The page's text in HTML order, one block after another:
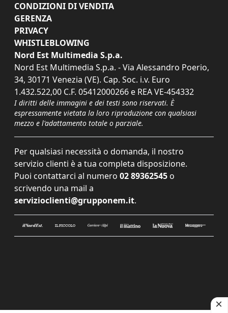
CONDIZIONI DI VENDITA
GERENZA
PRIVACY
WHISTLEBLOWING
Nord Est Multimedia S.p.a.
Nord Est Multimedia S.p.a. - Via Alessandro Poerio,
34, 30171 Venezia (VE). Cap. Soc. i.v. Euro
1.432.522,00 C.F. 05412000266 e REA VE-454332
I diritti delle immagini e dei testi sono riservati. È
espressamente vietata la loro riproduzione con qualsiasi
mezzo e l'adattamento totale o parziale.
Per qualsiasi necessità o domanda, il nostro
servizio clienti è a tua completa disposizione.
Puoi contattarci al numero 02 89362545 o
scrivendo una mail a
servizioclienti@grupponem.it.